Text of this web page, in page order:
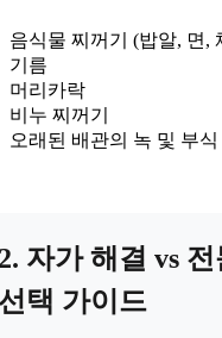
음식물 찌꺼기 (밥알, 면,
기름
머리카락
비누 찌꺼기
오래된 배관의 녹 및 부식
자가 해결 vs
택 가이드